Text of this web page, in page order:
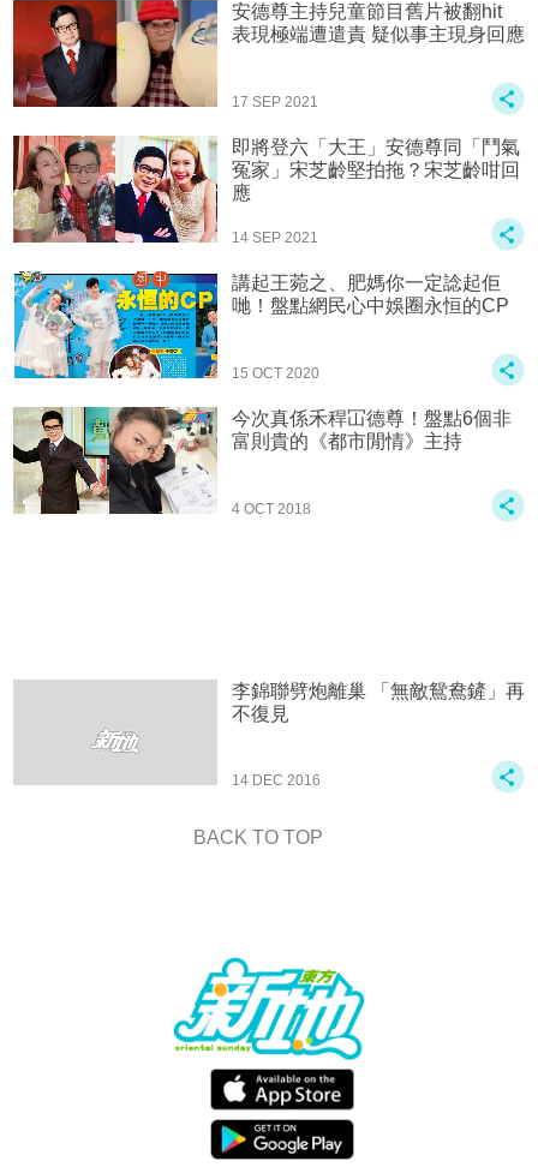
安德尊主持兒童節目舊片被翻hit
表現極端遭遣責 疑似事主現身回應
17 SEP 2021
即將登六「大王」安德尊同「鬥氣
冤家」宋芝齡堅拍拖？宋芝齡咁回
應
14 SEP 2021
講起王菀之、肥媽你一定諗起佢
哋！盤點網民心中娛圈永恒的CP
15 OCT 2020
今次真係禾稈冚德尊！盤點6個非
富則貴的《都市閒情》主持
4 OCT 2018
李錦聯劈炮離巢 「無敵鴛鴦鏟」再
不復見
14 DEC 2016
BACK TO TOP